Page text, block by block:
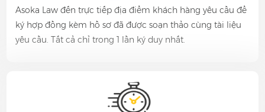
Asoka Law đến trực tiếp địa điểm khách hàng yêu cầu để
ký hợp đồng kèm hồ sơ đã được soạn thảo cùng tài liệu
yêu cầu. Tất cả chỉ trong 1 lần ký duy nhất.